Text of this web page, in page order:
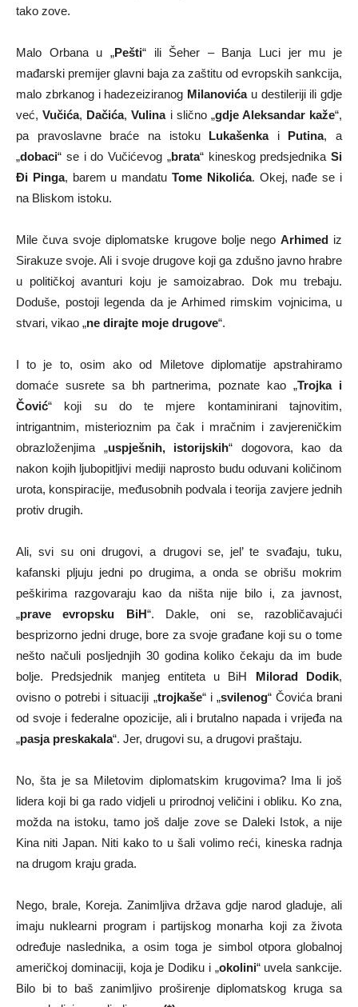
tako zove.
Malo Orbana u „Pešti“ ili Šeher – Banja Luci jer mu je
mađarski premijer glavni baja za zaštitu od evropskih sankcija,
malo zbrkanog i hadezeiziranog Milanovićau destileriji ili gdje
već,Vučića, Dačića,Vulinai slično „gdje Aleksandar kaže“,
pa pravoslavne braće na istoku Lukašenkai Putina, a
„dobaci“ se i do Vučićevog „brata“ kineskog predsjednika Si
Đi Pinga, barem u mandatuTome Nikolića. Okej, nađe se i
na Bliskom istoku.
Mile čuva svoje diplomatske krugove bolje nego Arhimediz
Sirakuze svoje. Ali i svoje drugove koji ga zdušno javno hrabre
u političkoj avanturi koju je samoizabrao. Dok mu trebaju.
Doduše, postoji legenda da je Arhimed rimskim vojnicima, u
stvari, vikao „ne dirajte moje drugove“.
I to je to, osim ako od Miletove diplomatije apstrahiramo
domaće susrete sa bh partnerima, poznate kao „Trojka i
Čović“ koji su do te mjere kontaminirani tajnovitim,
intrigantnim, misterioznim pa čak i mračnim i zavjereničkim
obrazloženjima „uspješnih, istorijskih“ dogovora, kao da
nakon kojih ljubopitljivi mediji naprosto budu oduvani količinom
urota, konspiracije, međusobnih podvala i teorija zavjere jednih
protiv drugih.
Ali, svi su oni drugovi, a drugovi se, jel’ te svađaju, tuku,
kafanski pljuju jedni po drugima, a onda se obrišu mokrim
peškirima razgovaraju kao da ništa nije bilo i, za javnost,
„prave evropsku BiH“. Dakle, oni se, razobličavajući
besprizorno jedni druge, bore za svoje građane koji su o tome
nešto načuli posljednjih 30 godina koliko čekaju da im bude
bolje. Predsjednik manjeg entiteta u BiH Milorad Dodik,
ovisno o potrebi i situaciji „trojkaše“ i „svilenog“ Čovića brani
od svoje i federalne opozicije, ali i brutalno napada i vrijeđa na
„pasja preskakala“. Jer, drugovi su, a drugovi praštaju.
No, šta je sa Miletovim diplomatskim krugovima? Ima li još
lidera koji bi ga rado vidjeli u prirodnoj veličini i obliku. Ko zna,
možda na istoku, tamo još dalje zove se Daleki Istok, a nije
Kina niti Japan. Niti kako to u šali volimo reći, kineska radnja
na drugom kraju grada.
Nego, brale, Koreja. Zanimljiva država gdje narod gladuje, ali
imaju nuklearni program i partijskog monarha koji za života
određuje naslednika, a osim toga je simbol otpora globalnoj
američkoj dominaciji, koja je Dodiku i „okolini“ uvela sankcije.
Bilo bi to baš zanimljivo proširenje diplomatskog kruga sa